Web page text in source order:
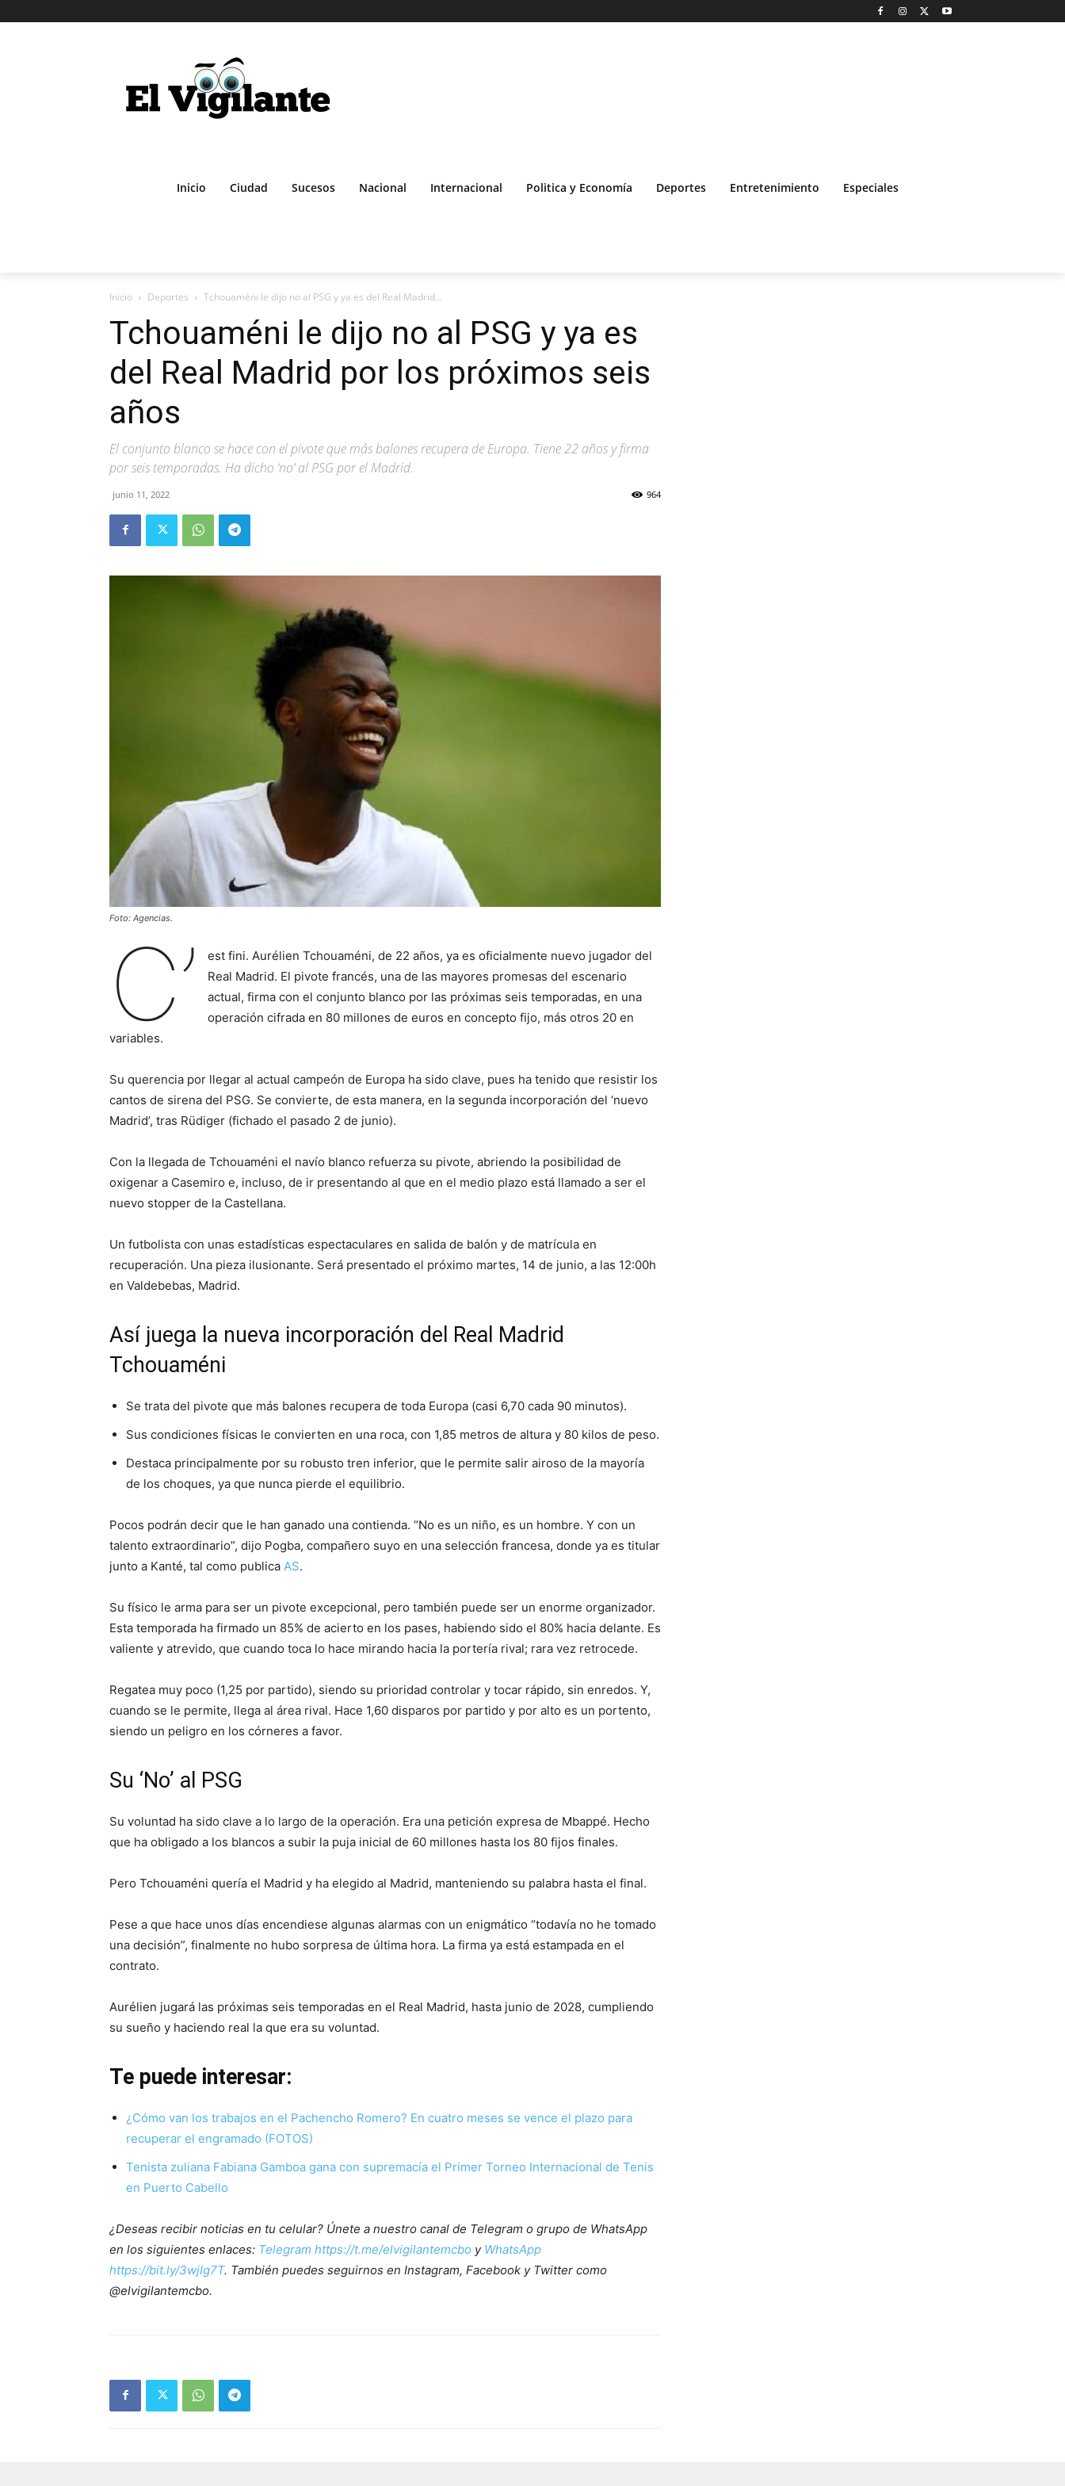
Inicio Ciudad Sucesos Nacional Internacional Politica y Economía Deportes Entretenimiento Especiales
Inicio Deportes Tchouaméni le dijo no al PSG y ya es del Real Madrid...
Tchouaméni le dijo no al PSG y ya es
del Real Madrid por los próximos seis
años
El conjunto blanco se hace con el pivote que más balones recupera de Europa. Tiene 22 años y firma
por seis temporadas. Ha dicho ‘no’ al PSG por el Madrid.
junio 11, 2022 964
Foto: Agencias.
C’
est fini. Aurélien Tchouaméni, de 22 años, ya es oficialmente nuevo jugador del
Real Madrid. El pivote francés, una de las mayores promesas del escenario
actual, firma con el conjunto blanco por las próximas seis temporadas, en una
operación cifrada en 80 millones de euros en concepto fijo, más otros 20 en
variables.
Su querencia por llegar al actual campeón de Europa ha sido clave, pues ha tenido que resistir los
cantos de sirena del PSG. Se convierte, de esta manera, en la segunda incorporación del ‘nuevo
Madrid’, tras Rüdiger (fichado el pasado 2 de junio).
Con la llegada de Tchouaméni el navío blanco refuerza su pivote, abriendo la posibilidad de
oxigenar a Casemiro e, incluso, de ir presentando al que en el medio plazo está llamado a ser el
nuevo stopper de la Castellana.
Un futbolista con unas estadísticas espectaculares en salida de balón y de matrícula en
recuperación. Una pieza ilusionante. Será presentado el próximo martes, 14 de junio, a las 12:00h
en Valdebebas, Madrid.
Así juega la nueva incorporación del Real Madrid
Tchouaméni
Se trata del pivote que más balones recupera de toda Europa (casi 6,70 cada 90 minutos).
Sus condiciones físicas le convierten en una roca, con 1,85 metros de altura y 80 kilos de peso.
Destaca principalmente por su robusto tren inferior, que le permite salir airoso de la mayoría
de los choques, ya que nunca pierde el equilibrio.
Pocos podrán decir que le han ganado una contienda. “No es un niño, es un hombre. Y con un
talento extraordinario”, dijo Pogba, compañero suyo en una selección francesa, donde ya es titular
junto a Kanté, tal como publica AS.
Su físico le arma para ser un pivote excepcional, pero también puede ser un enorme organizador.
Esta temporada ha firmado un 85% de acierto en los pases, habiendo sido el 80% hacia delante. Es
valiente y atrevido, que cuando toca lo hace mirando hacia la portería rival; rara vez retrocede.
Regatea muy poco (1,25 por partido), siendo su prioridad controlar y tocar rápido, sin enredos. Y,
cuando se le permite, llega al área rival. Hace 1,60 disparos por partido y por alto es un portento,
siendo un peligro en los córneres a favor.
Su ‘No’ al PSG
Su voluntad ha sido clave a lo largo de la operación. Era una petición expresa de Mbappé. Hecho
que ha obligado a los blancos a subir la puja inicial de 60 millones hasta los 80 fijos finales.
Pero Tchouaméni quería el Madrid y ha elegido al Madrid, manteniendo su palabra hasta el final.
Pese a que hace unos días encendiese algunas alarmas con un enigmático “todavía no he tomado
una decisión”, finalmente no hubo sorpresa de última hora. La firma ya está estampada en el
contrato.
Aurélien jugará las próximas seis temporadas en el Real Madrid, hasta junio de 2028, cumpliendo
su sueño y haciendo real la que era su voluntad.
Te puede interesar:
¿Cómo van los trabajos en el Pachencho Romero? En cuatro meses se vence el plazo para
recuperar el engramado (FOTOS)
Tenista zuliana Fabiana Gamboa gana con supremacía el Primer Torneo Internacional de Tenis
en Puerto Cabello
¿Deseas recibir noticias en tu celular? Únete a nuestro canal de Telegram o grupo de WhatsApp
en los siguientes enlaces: Telegram https://t.me/elvigilantemcbo y WhatsApp
https://bit.ly/3wjIg7T. También puedes seguirnos en Instagram, Facebook y Twitter como
@elvigilantemcbo.